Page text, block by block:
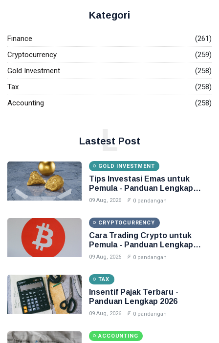
Akuntansi
Accounting
Kategori
Finance
(261)
Cryptocurrency
(259)
Gold Investment
(258)
Tax
(258)
Accounting
(258)
Lastest Post
L
GOLD INVESTMENT
Tips Investasi Emas untuk
Pemula - Panduan Lengkap
2026
09 Aug, 2026 0 pandangan
CRYPTOCURRENCY
Cara Trading Crypto untuk
Pemula - Panduan Lengkap
2026
09 Aug, 2026 0 pandangan
TAX
Insentif Pajak Terbaru -
Panduan Lengkap 2026
09 Aug, 2026 0 pandangan
ACCOUNTING